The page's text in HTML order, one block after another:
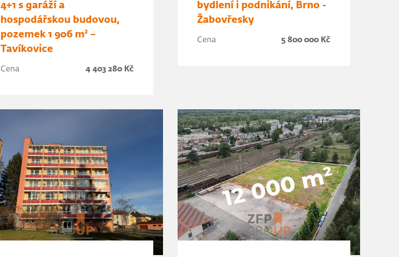
4+1 s garáží a
hospodářskou budovou,
pozemek 1 906 m² –
Tavíkovice
Cena 4 403 280 Kč
bydlení i podnikání, Brno -
Žabovřesky
Cena 5 800 000 Kč